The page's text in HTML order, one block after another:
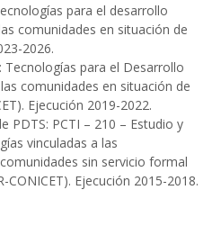
para el desarrollo
comunidades en situación de
2026.
Tecnologías para el Desarrollo
comunidades en situación de
Ejecución 2019-2022.
PDTS: PCTI – 210 – Estudio y
vinculadas a las
sin servicio formal
CONICET). Ejecución 2015-2018.